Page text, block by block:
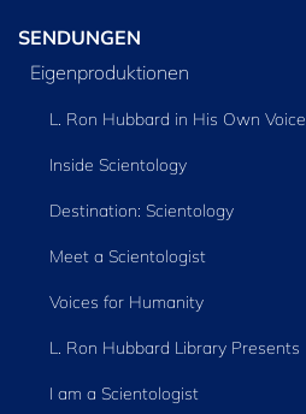
SENDUNGEN
Eigenproduktionen
L. Ron Hubbard in His Own Voice
Inside Scientology
Destination: Scientology
Meet a Scientologist
Voices for Humanity
L. Ron Hubbard Library Presents
I am a Scientologist